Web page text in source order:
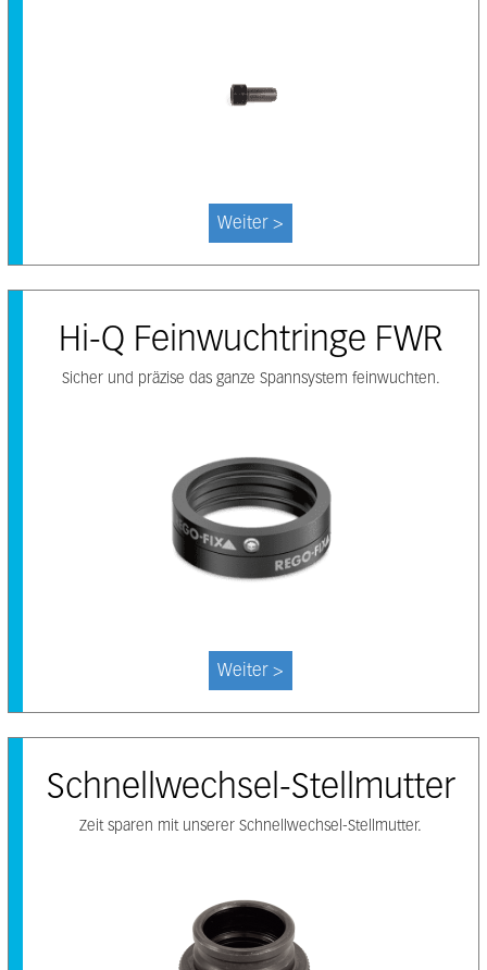
Weiter >
Hi-Q Feinwuchtringe FWR
Sicher und präzise das ganze Spannsystem feinwuchten.
Weiter >
Schnellwechsel-Stellmutter
Zeit sparen mit unserer Schnellwechsel-Stellmutter.